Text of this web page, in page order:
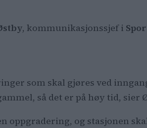
, kommunikasjonssjef i
som skal gjøres ved
så det er på høy tid, sier
oppgradering, og stasjonen